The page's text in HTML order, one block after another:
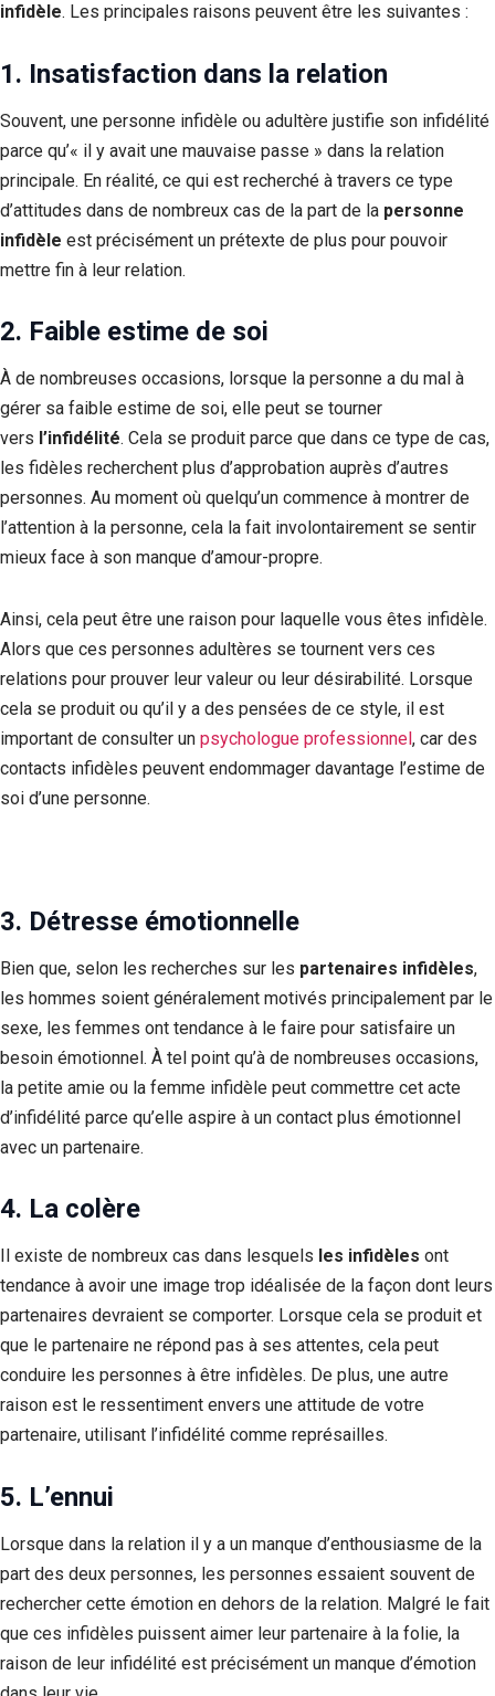
infidèle. Les principales raisons peuvent être les suivantes :
1. Insatisfaction dans la relation
Souvent, une personne infidèle ou adultère justifie son infidélité
parce qu’« il y avait une mauvaise passe » dans la relation
principale. En réalité, ce qui est recherché à travers ce type
d’attitudes dans de nombreux cas de la part de la personne
infidèle est précisément un prétexte de plus pour pouvoir
mettre fin à leur relation.
2. Faible estime de soi
À de nombreuses occasions, lorsque la personne a du mal à
gérer sa faible estime de soi, elle peut se tourner
vers l’infidélité. Cela se produit parce que dans ce type de cas,
les fidèles recherchent plus d’approbation auprès d’autres
personnes. Au moment où quelqu’un commence à montrer de
l’attention à la personne, cela la fait involontairement se sentir
mieux face à son manque d’amour-propre.
Ainsi, cela peut être une raison pour laquelle vous êtes infidèle.
Alors que ces personnes adultères se tournent vers ces
relations pour prouver leur valeur ou leur désirabilité. Lorsque
cela se produit ou qu’il y a des pensées de ce style, il est
important de consulter un psychologue professionnel, car des
contacts infidèles peuvent endommager davantage l’estime de
soi d’une personne.
3. Détresse émotionnelle
Bien que, selon les recherches sur les partenaires infidèles,
les hommes soient généralement motivés principalement par le
sexe, les femmes ont tendance à le faire pour satisfaire un
besoin émotionnel. À tel point qu’à de nombreuses occasions,
la petite amie ou la femme infidèle peut commettre cet acte
d’infidélité parce qu’elle aspire à un contact plus émotionnel
avec un partenaire.
4. La colère
Il existe de nombreux cas dans lesquels les infidèles ont
tendance à avoir une image trop idéalisée de la façon dont leurs
partenaires devraient se comporter. Lorsque cela se produit et
que le partenaire ne répond pas à ses attentes, cela peut
conduire les personnes à être infidèles. De plus, une autre
raison est le ressentiment envers une attitude de votre
partenaire, utilisant l’infidélité comme représailles.
5. L’ennui
Lorsque dans la relation il y a un manque d’enthousiasme de la
part des deux personnes, les personnes essaient souvent de
rechercher cette émotion en dehors de la relation. Malgré le fait
que ces infidèles puissent aimer leur partenaire à la folie, la
raison de leur infidélité est précisément un manque d’émotion